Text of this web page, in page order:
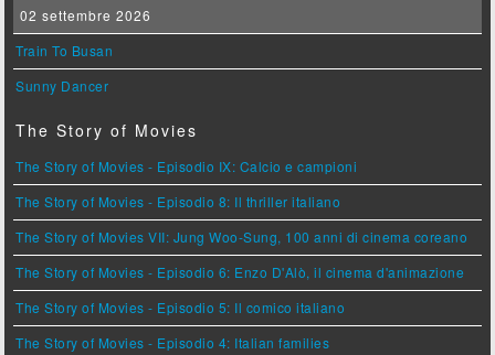
02 settembre 2026
Train To Busan
Sunny Dancer
The Story of Movies
The Story of Movies - Episodio IX: Calcio e campioni
The Story of Movies - Episodio 8: Il thriller italiano
The Story of Movies VII: Jung Woo-Sung, 100 anni di cinema coreano
The Story of Movies - Episodio 6: Enzo D'Alò, il cinema d'animazione
The Story of Movies - Episodio 5: Il comico italiano
The Story of Movies - Episodio 4: Italian families